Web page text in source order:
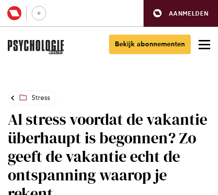
AANMELDEN
Bekijk abonnementen
Stress
Al stress voordat de vakantie
überhaupt is begonnen? Zo
geeft de vakantie echt de
ontspanning waarop je